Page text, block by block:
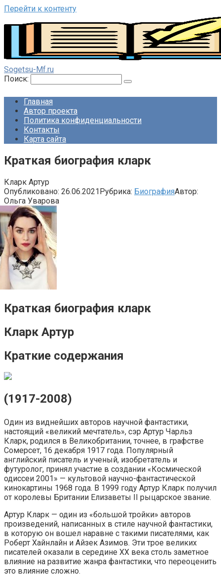
Перейти к контенту
Sogetsu-Mf.ru
Поиск:
Главная
Автор проекта
Политика конфиденциальности
Контакты
Карта сайта
Краткая биография кларк
Кларк Артур
Опубликовано: 26.06.2021Рубрика: БиографияАвтор:
Ольга Уварова
Краткая биография кларк
Кларк Артур
Краткие содержания
(1917-2008)
Один из виднейших авторов научной фантастики,
настоящий «великий мечтатель», сэр Артур Чарльз
Кларк, родился в Великобритании, точнее, в графстве
Сомерсет, 16 декабря 1917 года. Популярный
английский писатель и ученый, изобретатель и
футуролог, принял участие в создании «Космической
одиссеи 2001» — культовой научно-фантастической
кинокартины 1968 года. В 1999 году Артур Кларк получил
от королевы Британии Елизаветы II рыцарское звание.
Артур Кларк — один из «большой тройки» авторов
произведений, написанных в стиле научной фантастики,
в которую он вошел наравне с такими писателями, как
Роберт Хайнлайн и Айзек Азимов. Эти трое великих
писателей оказали в середине XX века столь заметное
влияние на развитие жанра фантастики, что переоценить
это влияние сложно.